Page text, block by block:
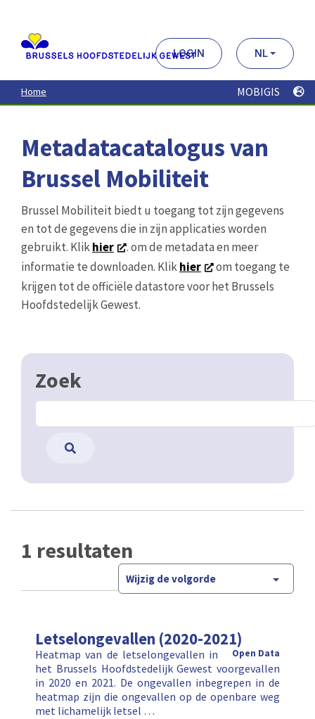
contenu
principal
LOGIN NL
Home MOBIGIS
Metadatacatalogus van
Brussel Mobiliteit
Brussel Mobiliteit biedt u toegang tot zijn gegevens
en tot de gegevens die in zijn applicaties worden
gebruikt. Klikhier
. om de metadata en meer
informatie te downloaden. Klikhier
om toegang te
krijgen tot de officiële datastore voor het Brussels
Hoofdstedelijk Gewest.
Zoek
1 resultaten
Wijzig de volgorde
Letselongevallen (2020-2021)
Open Data
Heatmap van de letselongevallen in
het Brussels Hoofdstedelijk Gewest voorgevallen
in 2020 en 2021. De ongevallen inbegrepen in de
heatmap zijn die ongevallen op de openbare weg
met lichamelijk letsel …